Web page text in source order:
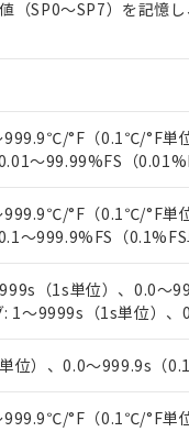
（SP0～SP7）を記憶
999.9℃/°F（0.1℃/°F単位
～99.99%FS（
999.9℃/°F（0.1℃/°F単位
～999.9%FS（0.1%FS
（1s単位）、0.0～
1～9999s（1s単位）、
位）、0.0～999.9s（
999.9℃/°F（0.1℃/°F単位
利用者とは、"個人情報
します。
物質）の非含有証明書
明書（当社基準）
日時点で非含有を証明
備考欄に対応日を記載し
品への在庫切替を完了
。